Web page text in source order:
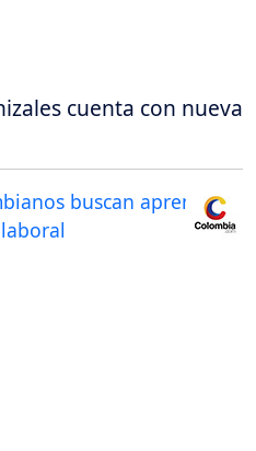
cuenta con nueva